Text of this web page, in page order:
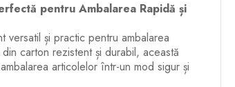
pentru Ambalarea Rapidă și
versatil și practic pentru ambalarea
carton rezistent și durabil, această
articolelor într-un mod sigur și